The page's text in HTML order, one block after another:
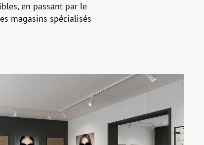
en passant par le
magasins spécialisés